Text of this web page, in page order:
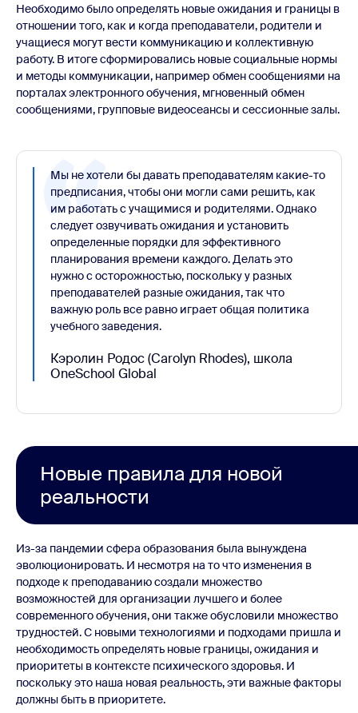
Необходимо было определять новые ожидания и границы в
отношении того, как и когда преподаватели, родители и
учащиеся могут вести коммуникацию и коллективную
работу. В итоге сформировались новые социальные нормы
и методы коммуникации, например обмен сообщениями на
порталах электронного обучения, мгновенный обмен
сообщениями, групповые видеосеансы и сессионные залы.
Мы не хотели бы давать преподавателям какие-то
предписания, чтобы они могли сами решить, как
им работать с учащимися и родителями. Однако
следует озвучивать ожидания и установить
определенные порядки для эффективного
планирования времени каждого. Делать это
нужно с осторожностью, поскольку у разных
преподавателей разные ожидания, так что
важную роль все равно играет общая политика
учебного заведения.
Кэролин Родос (Carolyn Rhodes), школа
OneSchool Global
Новые правила для новой
реальности
Из-за пандемии сфера образования была вынуждена
эволюционировать. И несмотря на то что изменения в
подходе к преподаванию создали множество
возможностей для организации лучшего и более
современного обучения, они также обусловили множество
трудностей. С новыми технологиями и подходами пришла и
необходимость определять новые границы, ожидания и
приоритеты в контексте психического здоровья. И
поскольку это наша новая реальность, эти важные факторы
должны быть в приоритете.